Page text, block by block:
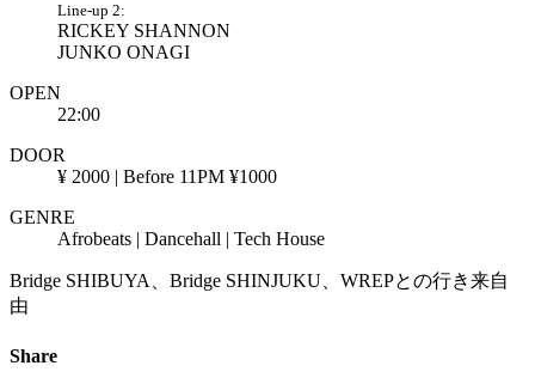
Line-up 2:
RICKEY SHANNON
JUNKO ONAGI
OPEN
22:00
DOOR
¥ 2000 | Before 11PM ¥1000
GENRE
Afrobeats | Dancehall | Tech House
Bridge SHIBUYA、Bridge SHINJUKU、WREPとの行き来自
由
Share